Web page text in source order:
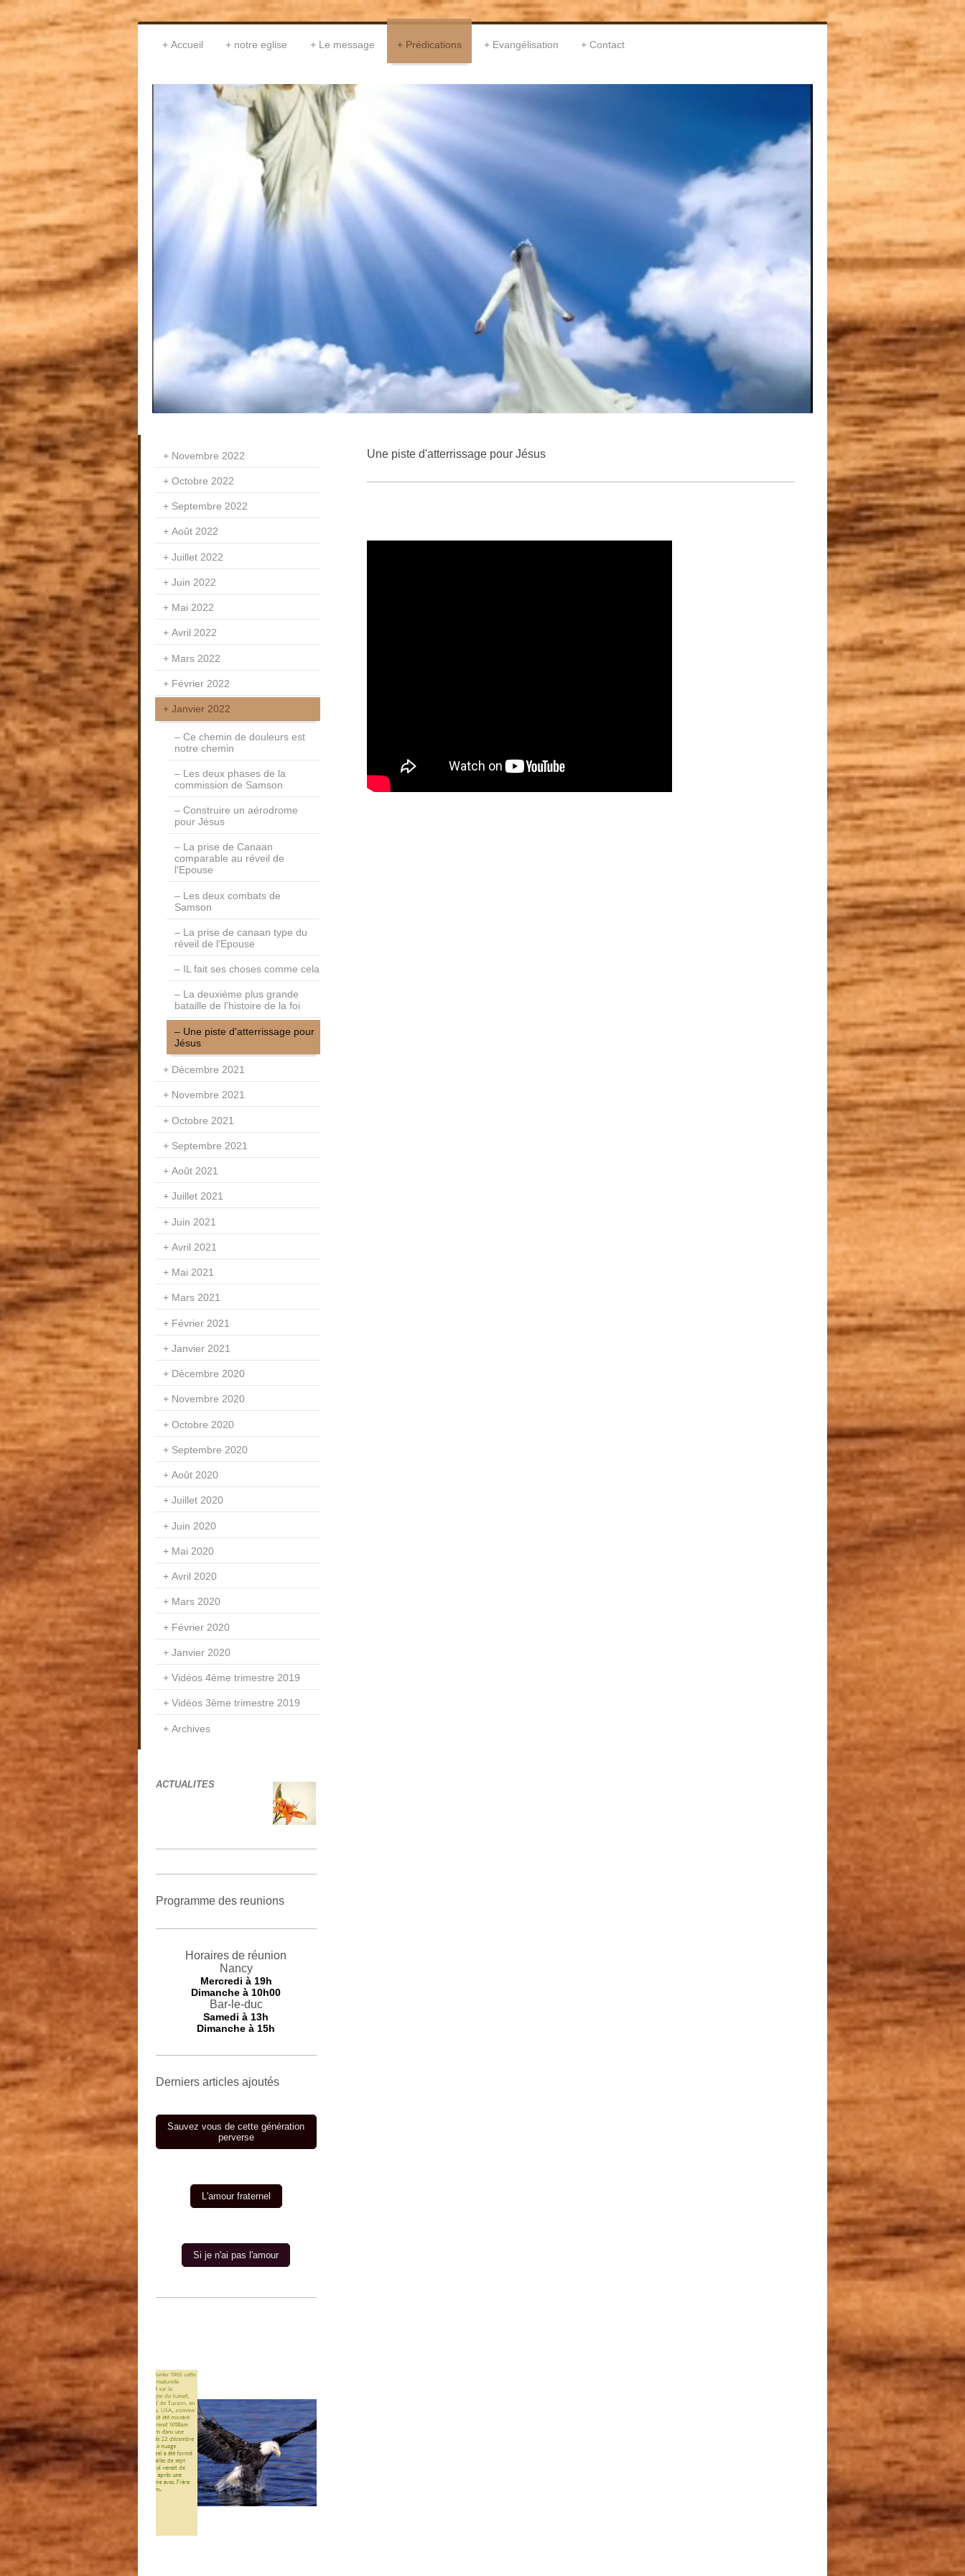
Accueil notre eglise Le message Prédications Evangélisation Contact
Une piste d'atterrissage pour Jésus
Novembre 2022
Octobre 2022
Septembre 2022
Août 2022
Juillet 2022
Juin 2022
Mai 2022
Avril 2022
Mars 2022
Février 2022
Janvier 2022
Ce chemin de douleurs est
notre chemin
Les deux phases de la
commission de Samson
Construire un aérodrome
pour Jésus
La prise de Canaan
comparable au réveil de
l'Epouse
Les deux combats de
Samson
La prise de canaan type du
réveil de l'Epouse
IL fait ses choses comme cela
La deuxième plus grande
bataille de l'histoire de la foi
Une piste d'atterrissage pour
Jésus
Décembre 2021
Novembre 2021
Octobre 2021
Septembre 2021
Août 2021
Juillet 2021
Juin 2021
Avril 2021
Mai 2021
Mars 2021
Février 2021
Janvier 2021
Décembre 2020
Novembre 2020
Octobre 2020
Septembre 2020
Août 2020
Juillet 2020
Juin 2020
Mai 2020
Avril 2020
Mars 2020
Février 2020
Janvier 2020
Vidéos 4ème trimestre 2019
Vidéos 3ème trimestre 2019
Archives
ACTUALITES
Programme des reunions
Horaires de réunion
Nancy
Mercredi à 19h
Dimanche à 10h00
Bar-le-duc
Samedi à 13h
Dimanche à 15h
Derniers articles ajoutés
Sauvez vous de cette génération
perverse
L'amour fraternel
Si je n'ai pas l'amour